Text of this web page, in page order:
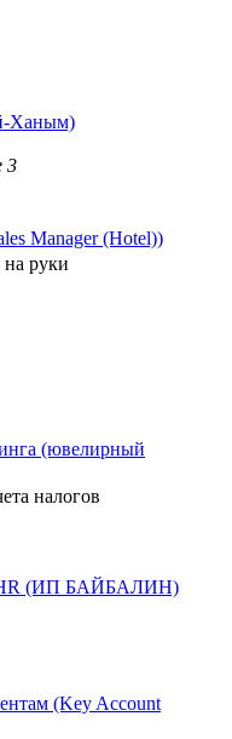
Ханым)
3
Manager (Hotel))
на руки
(ювелирный
налогов
(ИП БАЙБАЛИН)
(Key Account